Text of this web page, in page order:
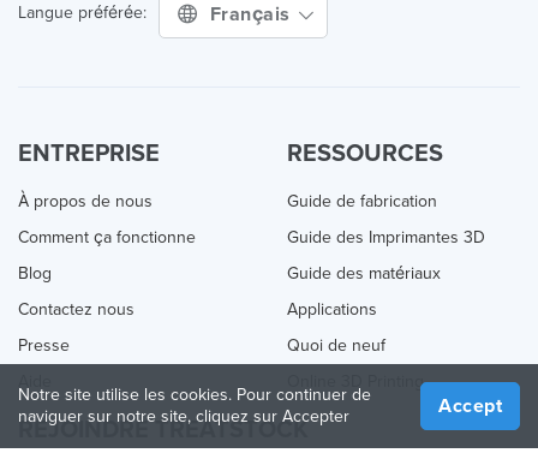
Langue préférée: Français
ENTREPRISE
À propos de nous
Comment ça fonctionne
Blog
Contactez nous
Presse
RESSOURCES
Guide de fabrication
Guide des Imprimantes 3D
Guide des matériaux
Applications
Quoi de neuf
Online 3D Printing
REJOINDRE TREATSTOCK
Notre site utilise les cookies. Pour continuer de
naviguer sur notre site, cliquez sur Accepter
Accept